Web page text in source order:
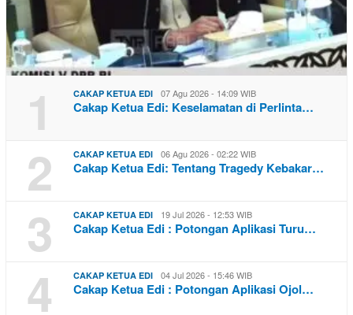
1 CAKAP KETUA EDI 07 Agu 2026 - 14:09 WIB
Cakap Ketua Edi: Keselamatan di Perlinta…
2 CAKAP KETUA EDI 06 Agu 2026 - 02:22 WIB
Cakap Ketua Edi: Tentang Tragedy Kebakar…
3 CAKAP KETUA EDI 19 Jul 2026 - 12:53 WIB
Cakap Ketua Edi : Potongan Aplikasi Turu…
4 CAKAP KETUA EDI 04 Jul 2026 - 15:46 WIB
Cakap Ketua Edi : Potongan Aplikasi Ojol…